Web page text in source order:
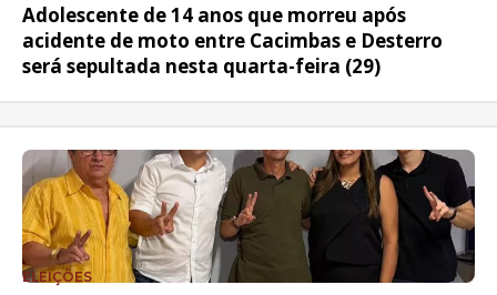
Adolescente de 14 anos que morreu após
acidente de moto entre Cacimbas e Desterro
será sepultada nesta quarta-feira (29)
ELEIÇÕES